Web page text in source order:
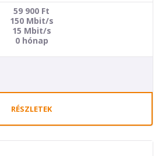
59 900 Ft
150 Mbit/s
15 Mbit/s
0 hónap
RÉSZLETEK